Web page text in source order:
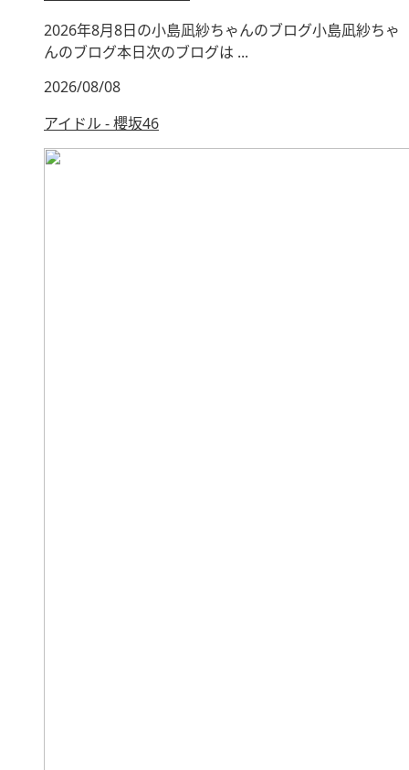
2026年8月8日の小島凪紗ちゃんのブログ小島凪紗ちゃ
んのブログ本日次のブログは ...
2026/08/08
アイドル - 櫻坂46